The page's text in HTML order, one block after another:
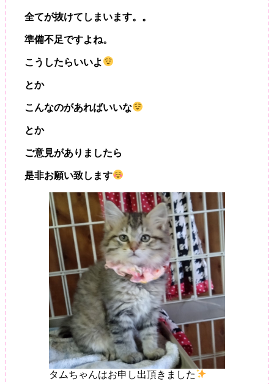
全てが抜けてしまいます。。
準備不足ですよね。
こうしたらいいよ
とか
こんなのがあればいいな
とか
ご意見がありましたら
是非お願い致します
タムちゃんはお申し出頂きました